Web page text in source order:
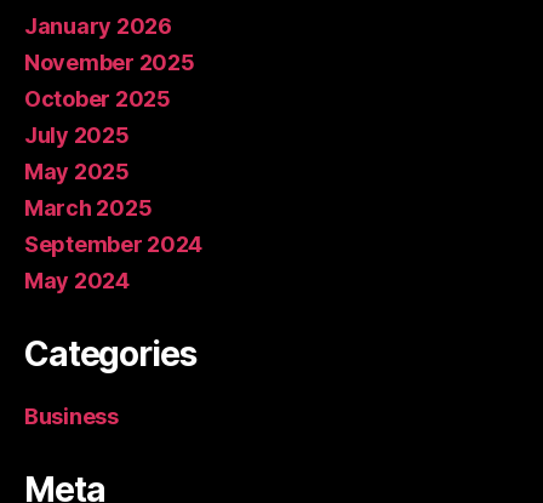
January 2026
November 2025
October 2025
July 2025
May 2025
March 2025
September 2024
May 2024
Categories
Business
Meta